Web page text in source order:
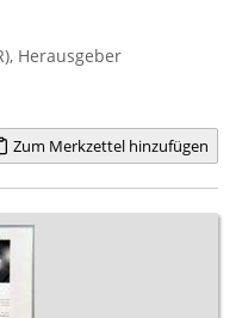
Herausgeber
Zum Merkzettel hinzufügen